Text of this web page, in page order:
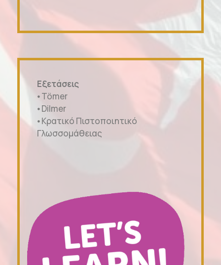
Εξετάσεις
⦁ Tömer
⦁ Dilmer
⦁ Κρατικό Πιστοποιητικό
Γλωσσομάθειας